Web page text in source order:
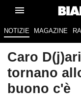
NOTIZIE MAGAZINE
Caro
tornano
buono c'è